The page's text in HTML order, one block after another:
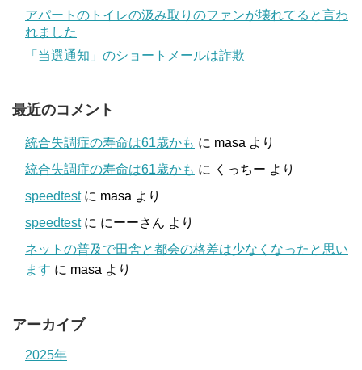
アパートのトイレの汲み取りのファンが壊れてると言わ
れました
「当選通知」のショートメールは詐欺
最近のコメント
統合失調症の寿命は61歳かも に masa より
統合失調症の寿命は61歳かも に くっちー より
speedtestに masa より
speedtestに にーーさん より
ネットの普及で田舎と都会の格差は少なくなったと思い
ます に masa より
アーカイブ
2025年